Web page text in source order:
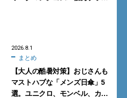
2026.8.1
まとめ
【大人の酷暑対策】おじさんも
マストハブな「メンズ日傘」5
選。ユニクロ、モンベル、カリ